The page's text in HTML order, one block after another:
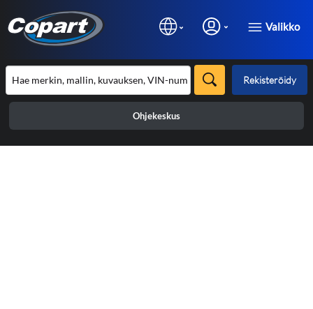
Valikko
Rekisteröidy
Ohjekeskus